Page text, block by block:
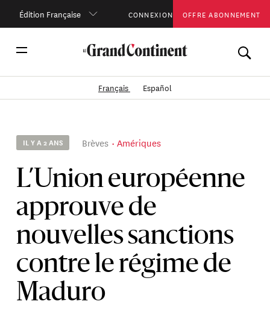
Édition Française CONNEXION OFFRE ABONNEMENT
Français Español
IL Y A 2 ANS Brèves Amériques
L’Union européenne
approuve de
nouvelles sanctions
contre le régime de
Maduro